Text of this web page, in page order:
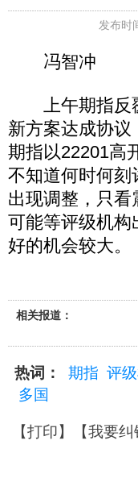
发布时
冯智冲
上午期指反覆
新方案达成协
期指以22201高
不知道何时何刻
出现调整，只
可能等评级机构
好的机会较大。
相关报道：
热词： 期指 评
多国
【打印】【我要纠